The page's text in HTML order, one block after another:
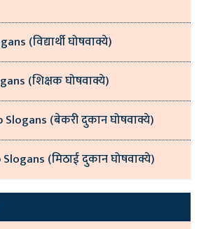
(विद्यार्थी घोषवाक्ये)
(शिक्षक घोषवाक्ये)
Slogans (बेकरी दुकान घोषवाक्ये)
(मिठाई दुकान घोषवाक्ये)